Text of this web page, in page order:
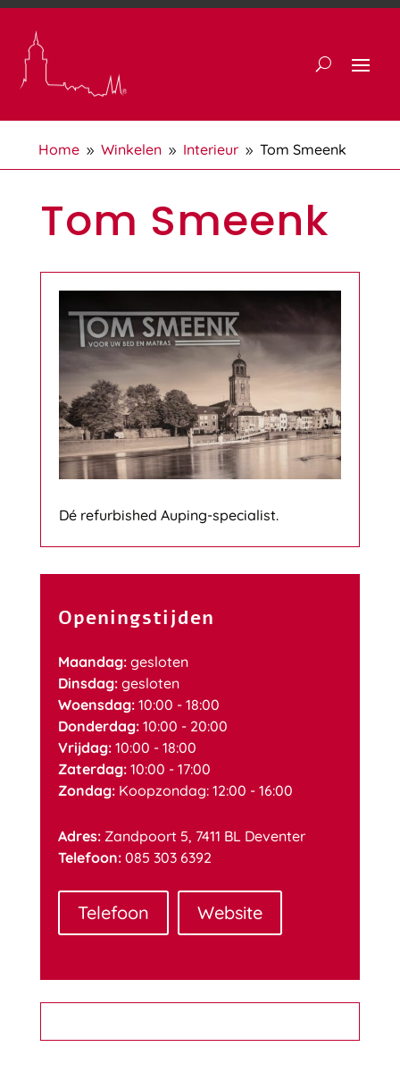
Home 9 Winkelen 9 Interieur 9 Tom Smeenk
Tom Smeenk
Dé refurbished Auping-specialist.
Openingstijden
Maandag:gesloten
Dinsdag:gesloten
Woensdag:10:00 - 18:00
Donderdag:10:00 - 20:00
Vrijdag:10:00 - 18:00
Zaterdag:10:00 - 17:00
Zondag:Koopzondag: 12:00 - 16:00
Adres:Zandpoort 5, 7411 BL Deventer
Telefoon:085 303 6392
Telefoon Website